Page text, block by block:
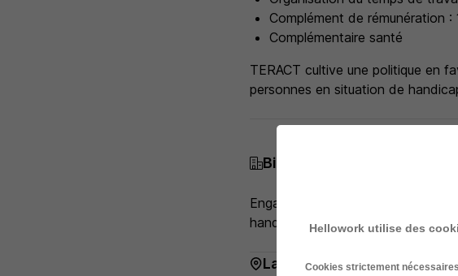
Complément de rémunération
Complémentaire santé
TERACT cultive une politique en
personnes en situation de
Bienvenue chez Gamm Vert
Engagés en faveur de la
handicap.
La carte
Hellowork utilise des
Cookies strictement nécessaires